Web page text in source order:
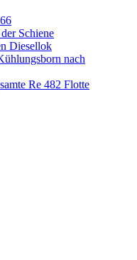
Schiene
Diesellok
nach
Re 482 Flotte